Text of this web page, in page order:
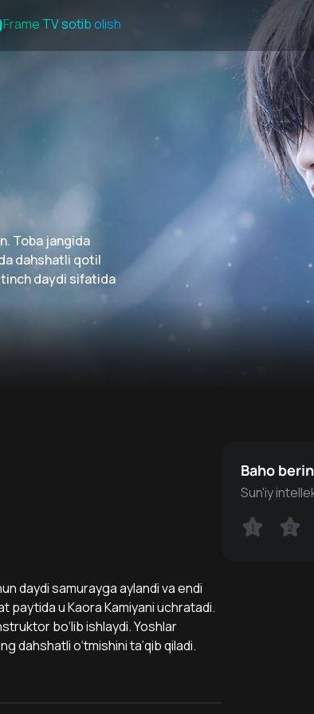
Frame TV sotib olish
Toba jangida
dahshatli qotil
tinch daydi sifatida
daydi samurayga aylandi va endi
paytida u Kaora Kamiyani uchratadi.
bo‘lib ishlaydi. Yoshlar
dahshatli o‘tmishini ta’qib qiladi.
Baho
Sun'iy
1 2
1 2